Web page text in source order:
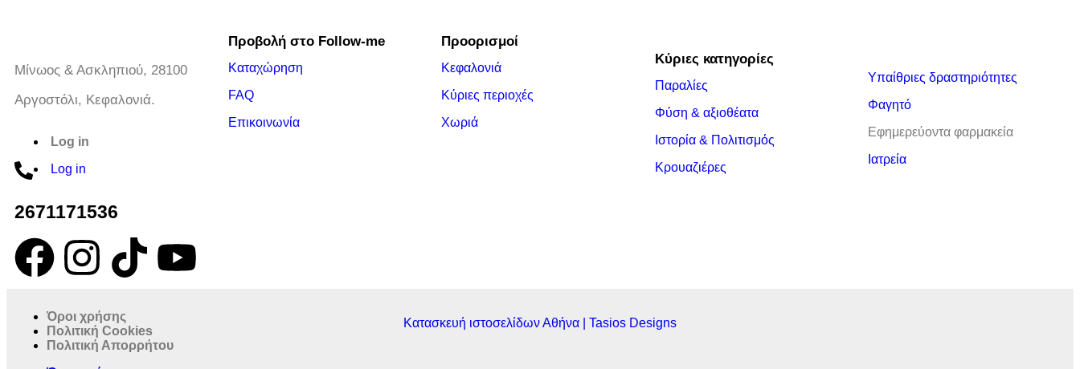
Μίνωος & Ασκληπιού, 28100
Αργοστόλι, Κεφαλονιά.
Log in
Log in
2671171536
Προβολή στο Follow-me
Καταχώρηση
FAQ
Επικοινωνία
Προορισμοί
Κεφαλονιά
Κύριες περιοχές
Χωριά
Κύριες κατηγορίες
Παραλίες
Φύση & αξιοθέατα
Ιστορία & Πολιτισμός
Κρουαζιέρες
Υπαίθριες δραστηριότητες
Φαγητό
Εφημερεύοντα φαρμακεία
Ιατρεία
Όροι χρήσης
Πολιτική Cookies
Πολιτική Απορρήτου
Κατασκευή ιστοσελίδων Αθήνα | Tasios Designs